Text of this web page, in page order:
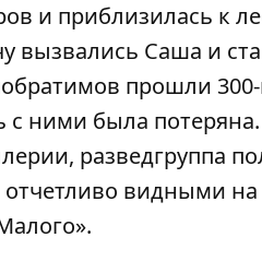
и приблизилась к
вызвались Саша и
прошли
с ними была
разведгруппа
видными